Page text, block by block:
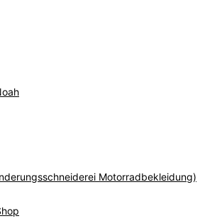
Motorradbekleidung)